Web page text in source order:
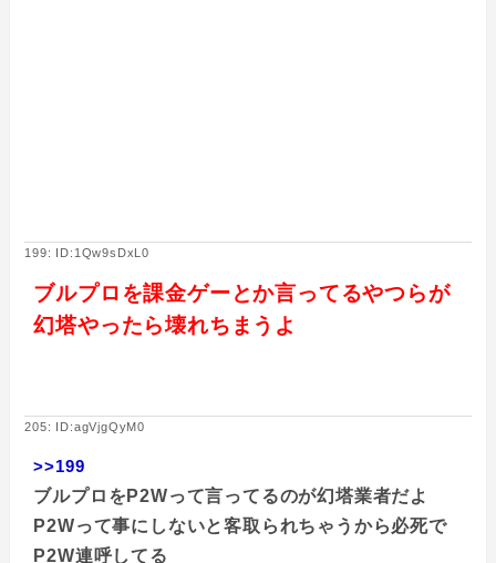
199: ID:1Qw9sDxL0
ブルプロを課金ゲーとか言ってるやつらが
幻塔やったら壊れちまうよ
205: ID:agVjgQyM0
>>199
ブルプロをP2Wって言ってるのが幻塔業者だよ
P2Wって事にしないと客取られちゃうから必死で
P2W連呼してる